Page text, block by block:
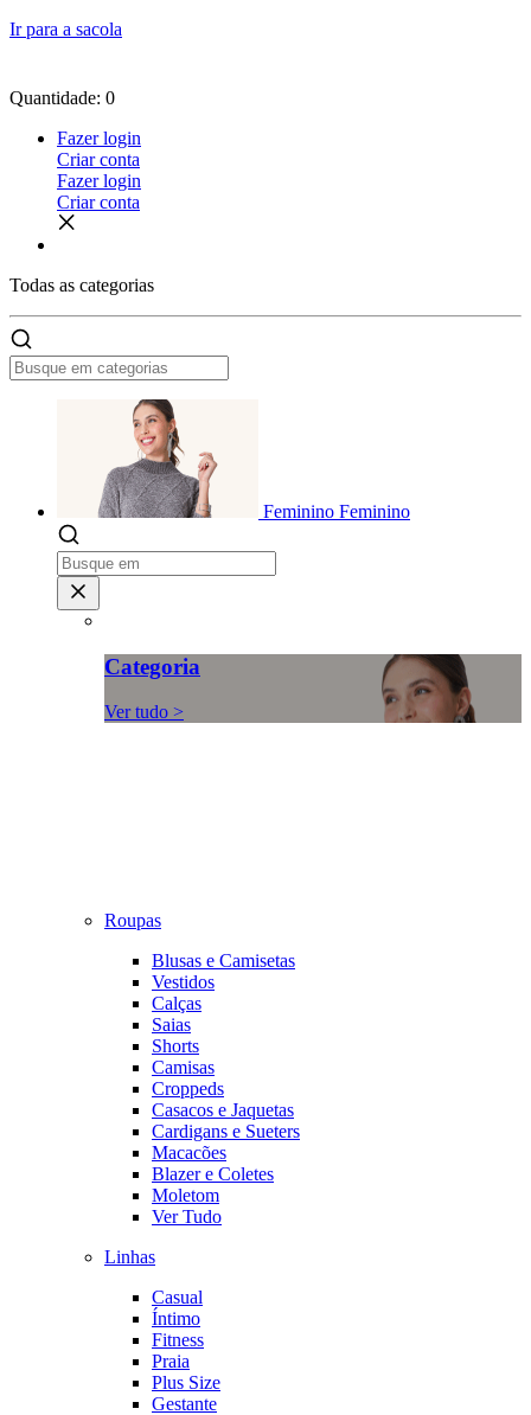
Ir para a sacola
Quantidade: 0
Fazer login
Criar conta
Fazer login
Criar conta
Todas as categorias
Feminino Feminino
Categoria
Ver tudo >
Roupas
Blusas e Camisetas
Vestidos
Calças
Saias
Shorts
Camisas
Croppeds
Casacos e Jaquetas
Cardigans e Sueters
Macacões
Blazer e Coletes
Moletom
Ver Tudo
Linhas
Casual
Íntimo
Fitness
Praia
Plus Size
Gestante